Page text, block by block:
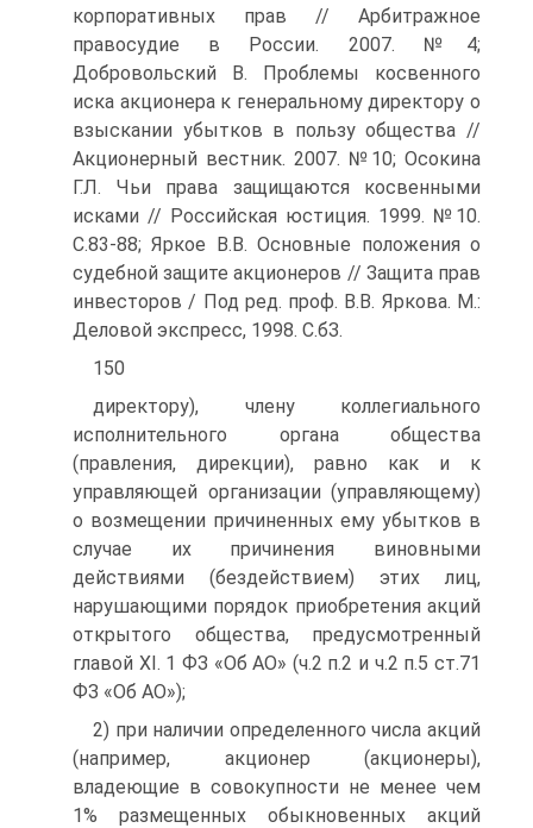
корпоративных прав // Арбитражное
правосудие в России. 2007. №4;
Добровольский В. Проблемы косвенного
иска акционера к генеральному директору о
взыскании убытков в пользу общества //
Акционерный вестник. 2007. №10; Осокина
Г.Л. Чьи права защищаются косвенными
исками // Российская юстиция. 1999. №10.
С.83-88; Яркое В.В. Основные положения о
судебной защите акционеров // Защита прав
инвесторов / Под ред. проф. В.В. Яркова. M.:
Деловой экспресс, 1998. С.бЗ.
150
директору), члену коллегиального
исполнительного органа общества
(правления, дирекции), равно как и к
управляющей организации (управляющему)
о возмещении причиненных ему убытков в
случае их причинения виновными
действиями (бездействием) этих лиц,
нарушающими порядок приобретения акций
открытого общества, предусмотренный
главой XI. 1 ФЗ «Об АО» (ч.2 п.2 и ч.2 п.5 ст.71
ФЗ «Об АО»);
2) при наличии определенного числа акций
(например, акционер (акционеры),
владеющие в совокупности не менее чем
1% размещенных обыкновенных акций